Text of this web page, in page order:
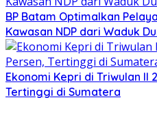
BP Batam Optimalkan
Kawasan NDP dari Waduk
Ekonomi Kepri di Triwulan II
Tertinggi di Sumatera